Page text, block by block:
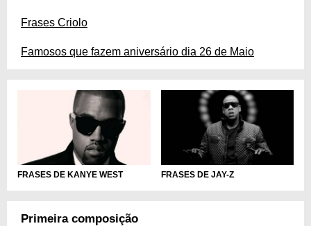
Frases Criolo
Famosos que fazem aniversário dia 26 de Maio
FRASES DE KANYE WEST FRASES DE JAY-Z
Primeira composição